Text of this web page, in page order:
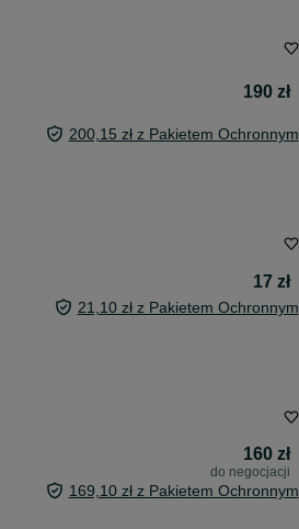
190 zł
200,15 zł z Pakietem Ochronnym
17 zł
21,10 zł z Pakietem Ochronnym
160 zł
do negocjacji
169,10 zł z Pakietem Ochronnym